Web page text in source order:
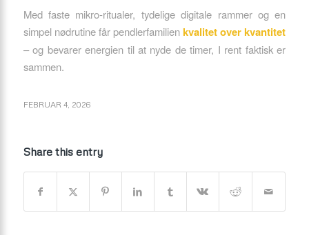
Med faste mikro-ritualer, tydelige digitale rammer og en
simpel nødrutine får pendlerfamilienkvalitet over kvantitet
– og bevarer energien til at nyde de timer, I rent faktisk er
sammen.
FEBRUAR 4, 2026
Share this entry